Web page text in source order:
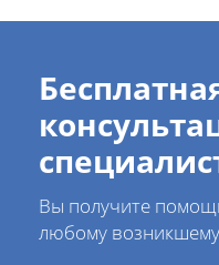
Вы получите
любому